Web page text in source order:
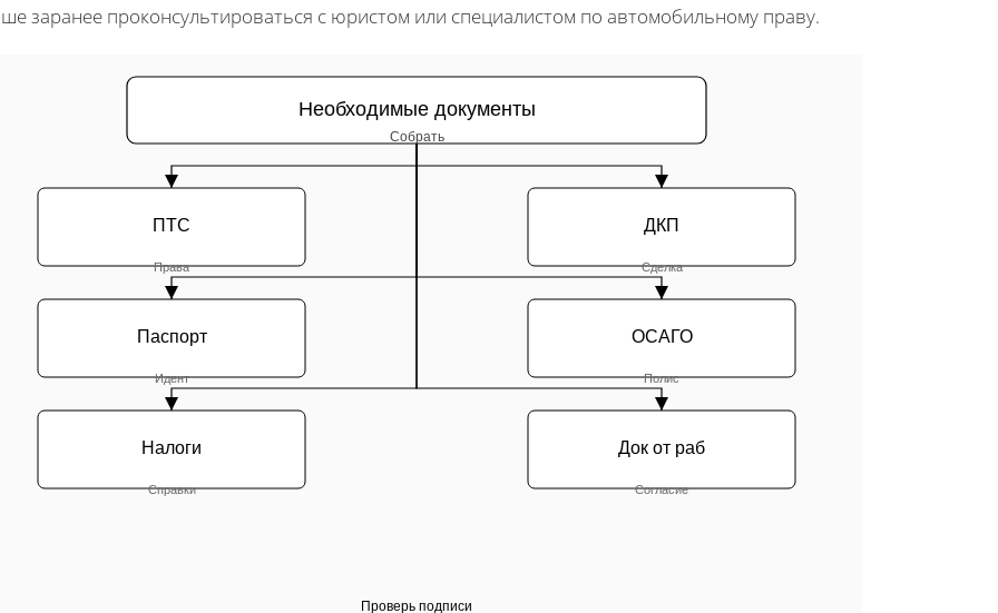
заранее проконсультироваться с юристом или специалистом по автомобильному праву.
Необходимые документы
Собрать
ПТС
Паспорт
Налоги
ДКП
ОСАГО
Док от раб
Права Сделка
Идент Полис
Справки Согласие
Проверь подписи